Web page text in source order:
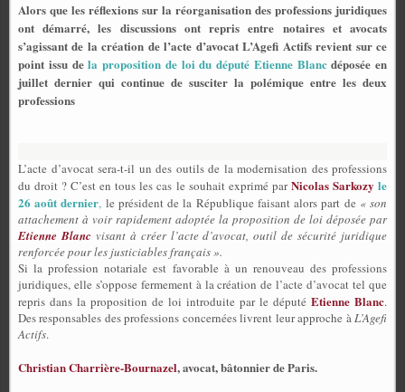
Alors que les réflexions sur la réorganisation des professions juridiques
ont démarré, les discussions ont repris entre notaires et avocats
s’agissant de la création de l’acte d’avocat L’Agefi Actifs revient sur ce
point issu dela proposition de loi du député Etienne Blancdéposée en
juillet dernier qui continue de susciter la polémique entre les deux
professions
L’acte d’avocat sera-t-il un des outils de la modernisation des professions
du droit ? C’est en tous les cas le souhait exprimé par Nicolas Sarkozy le
26 août dernier, le président de la République faisant alors part de « son
attachement à voir rapidement adoptée la proposition de loi déposée par
Etienne Blanc visant à créer l’acte d’avocat, outil de sécurité juridique
renforcée pour les justiciables français ».
Si la profession notariale est favorable à un renouveau des professions
juridiques, elle s’oppose fermement à la création de l’acte d’avocat tel que
repris dans la proposition de loi introduite par le député Etienne Blanc.
Des responsables des professions concernées livrent leur approche àL’Agefi
Actifs.
Christian Charrière-Bournazel, avocat, bâtonnier de Paris.